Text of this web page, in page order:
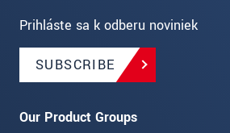
Prihláste sa k odberu noviniek
SUBSCRIBE
Our Product Groups